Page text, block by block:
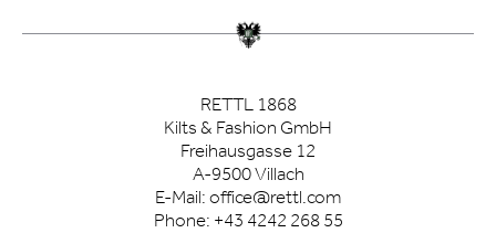
RETTL 1868
Kilts & Fashion GmbH
Freihausgasse 12
A-9500 Villach
E-Mail: office@rettl.com
Phone: +43 4242 268 55